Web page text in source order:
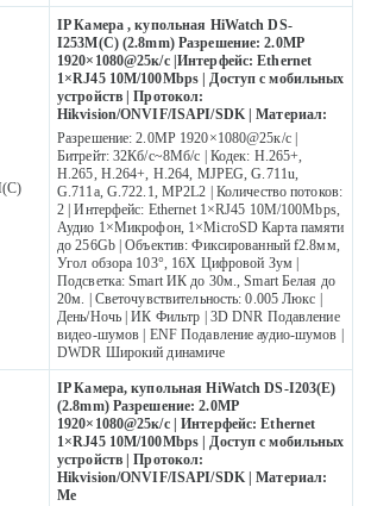
IP Камера , купольная HiWatch DS-
I253M(C) (2.8mm) Разрешение: 2.0МР
1920×1080@25к/с |Интерфейс: Ethernet
1×RJ45 10M/100Mbps | Доступ с мобильных
устройств | Протокол:
Hikvision/ONVIF/ISAPI/SDK | Материал:
Разрешение: 2.0МР 1920×1080@25к/с |
Битрейт: 32Кб/с~8Мб/с | Кодек: H.265+,
H.265, H.264+, H.264, MJPEG, G.711u,
G.711a, G.722.1, MP2L2 | Количество потоков:
2 | Интерфейс: Ethernet 1×RJ45 10M/100Mbps,
Аудио 1×Микрофон, 1×MicroSD Карта памяти
до 256Gb | Объектив: Фиксированный f2.8мм,
Угол обзора 103°, 16X Цифровой Зум |
Подсветка: Smart ИК до 30м., Smart Белая до
20м. | Светочувствительность: 0.005 Люкс |
День/Ночь | ИК Фильтр | 3D DNR Подавление
видео-шумов | ENF Подавление аудио-шумов |
DWDR Широкий динамиче
IP Камера, купольная HiWatch DS-I203(E)
(2.8mm) Разрешение: 2.0МР
1920×1080@25к/с | Интерфейс: Ethernet
1×RJ45 10M/100Mbps | Доступ с мобильных
устройств | Протокол:
Hikvision/ONVIF/ISAPI/SDK | Материал:
Ме